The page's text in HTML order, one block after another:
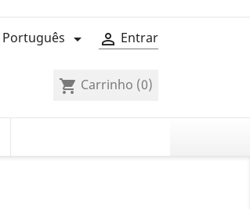
 Entrar
Português 
shopping_cart Carrinho (0)